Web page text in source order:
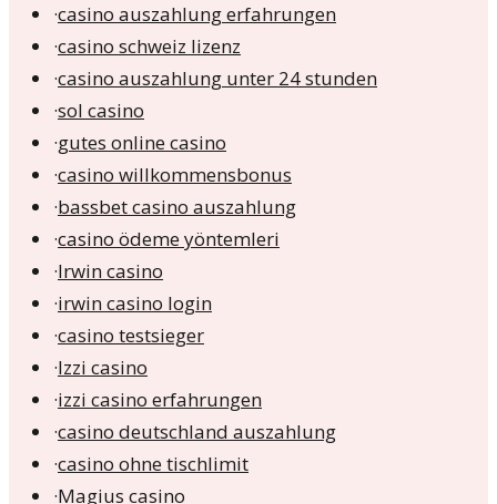
·casino auszahlung erfahrungen
·casino schweiz lizenz
·casino auszahlung unter 24 stunden
·sol casino
·gutes online casino
·casino willkommensbonus
·bassbet casino auszahlung
·casino ödeme yöntemleri
·Irwin casino
·irwin casino login
·casino testsieger
·Izzi casino
·izzi casino erfahrungen
·casino deutschland auszahlung
·casino ohne tischlimit
·Magius casino